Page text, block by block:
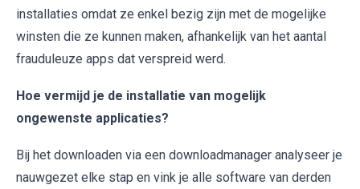
installaties omdat ze enkel bezig zijn met de mogelijke
winsten die ze kunnen maken, afhankelijk van het aantal
frauduleuze apps dat verspreid werd.
Hoe vermijd je de installatie van mogelijk
ongewenste applicaties?
Bij het downloaden via een downloadmanager analyseer je
nauwgezet elke stap en vink je alle software van derden